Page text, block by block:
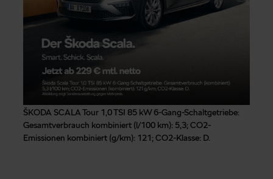
ŠKODA SCALA Tour 1,0 TSI 85 kW 6-Gang-Schaltgetriebe:
Gesamtverbrauch kombiniert (l/100 km): 5,3; CO2-
Emissionen kombiniert (g/km): 121; CO2-Klasse: D.